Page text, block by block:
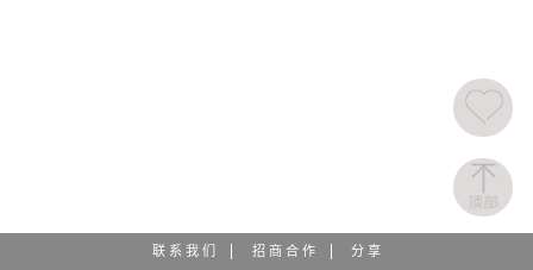
联 系 我 们 招 商 合 作 分 享